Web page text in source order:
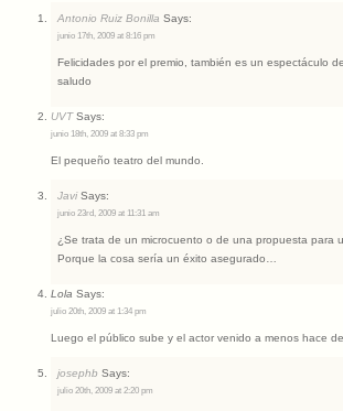
Antonio Ruiz Bonilla Says:
junio 17th, 2009 at 8:16 pm
Felicidades por el premio, también es un espectáculo
saludo
UVTSays:
junio 18th, 2009 at 8:33 pm
El pequeño teatro del mundo.
JaviSays:
junio 23rd, 2009 at 11:31 am
¿Se trata de un microcuento o de una propuesta para
Porque la cosa sería un éxito asegurado…
Lola Says:
julio 20th, 2009 at 1:34 pm
Luego el público sube y el actor venido a menos hace
josephb Says:
julio 20th, 2009 at 2:20 pm